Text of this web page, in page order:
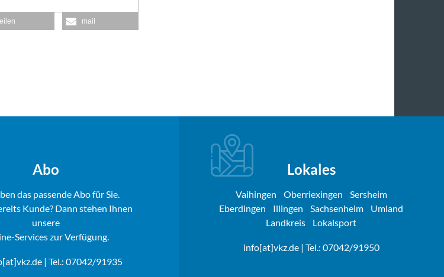
mail
Abo
das passende Abo für Sie.
Kunde? Dann stehen Ihnen
unsere
Services zur Verfügung.
| Tel.: 07042/91935
Lokales
Vaihingen Oberriexingen
Sersheim
Eberdingen
Illingen Sachsenheim
Umland
Landkreis
Lokalsport
info[at]vkz.de| Tel.: 07042/91950